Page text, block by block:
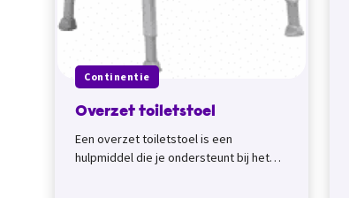
Continentie
Overzet toiletstoel
Een overzet toiletstoel is een
hulpmiddel die je ondersteunt bij het